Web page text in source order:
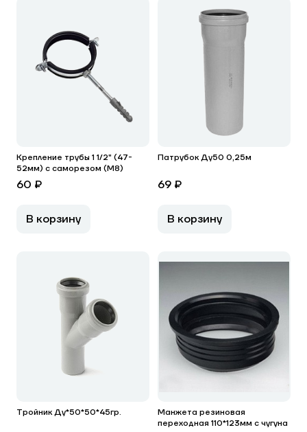
Крепление трубы 1 1/2" (47-
52мм) с саморезом (М8)
60 ₽
В корзину
Патрубок Ду50 0,25м
69 ₽
В корзину
Тройник Ду*50*50*45гр.
Манжета резиновая
переходная 110*123мм с чугуна